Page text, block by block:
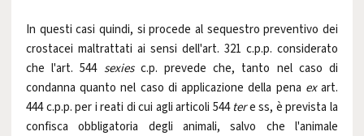
In questi casi quindi, si procede al sequestro preventivo dei
crostacei maltrattati ai sensi dell'art. 321 c.p.p. considerato
che l'art. 544 sexiesc.p. prevede che, tanto nel caso di
condanna quanto nel caso di applicazione della pena exart.
444 c.p.p. per i reati di cui agli articoli 544tere ss, è prevista la
confisca obbligatoria degli animali, salvo che l'animale